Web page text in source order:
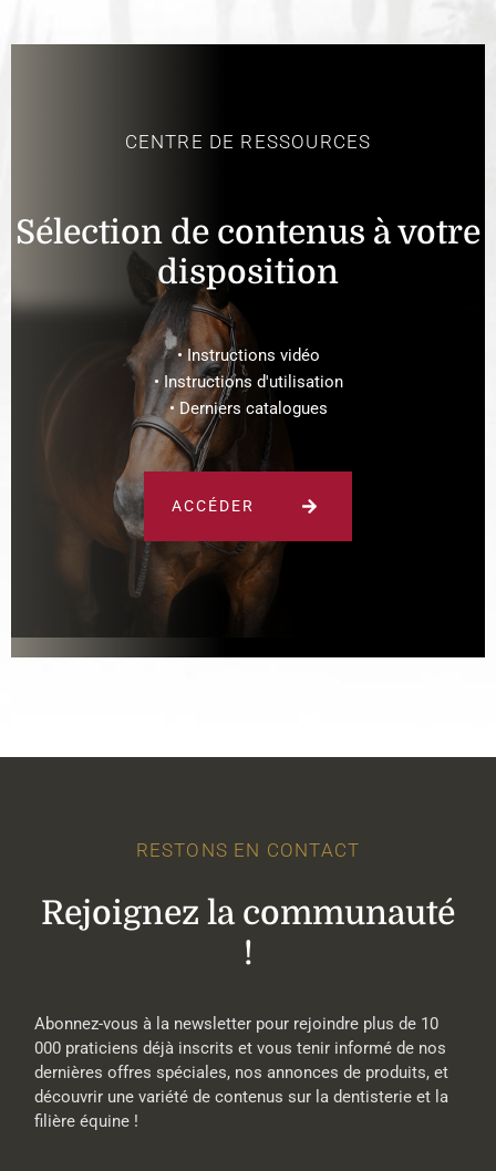
CENTRE DE RESSOURCES
Sélection de contenus à votre
disposition
• Instructions vidéo
• Instructions d'utilisation
• Derniers catalogues
ACCÉDER
RESTONS EN CONTACT
Rejoignez la communauté
!
Abonnez-vous à la newsletter pour rejoindre plus de 10
000 praticiens déjà inscrits et vous tenir informé de nos
dernières offres spéciales, nos annonces de produits, et
découvrir une variété de contenus sur la dentisterie et la
filière équine !